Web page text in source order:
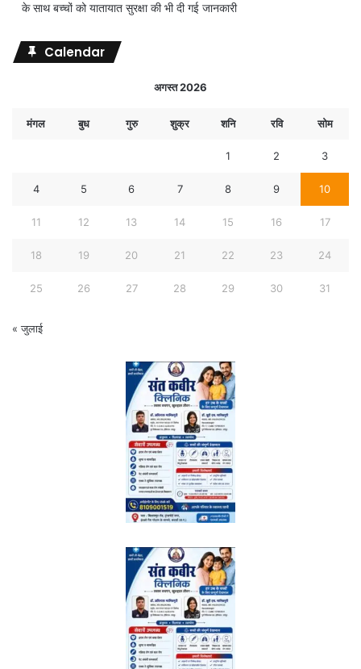
के साथ बच्चों को यातायात सुरक्षा की भी दी गई जानकारी
Calendar
अगस्त 2026
मंगल बुध गुरु शुक्र शनि रवि सोम
1 2 3
4 5 6 7 8 9 10
11 12 13 14 15 16 17
18 19 20 21 22 23 24
25 26 27 28 29 30 31
« जुलाई